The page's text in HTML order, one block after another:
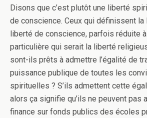
Disons que c’est plutôt une liberté
de conscience. Ceux qui définissent
liberté de conscience, parfois réduite
particulière qui serait la liberté
sont-ils prêts à admettre l’égalité de
puissance publique de toutes les
spirituelles ? S’ils admettent cette
alors ça signifie qu’ils ne peuvent pas
finance sur fonds publics des écoles